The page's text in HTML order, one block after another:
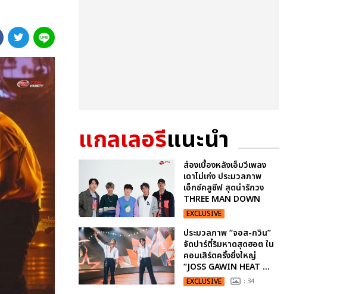
แกลเลอรีแนะนำ
ส่องเบื้องหลังเอ็มวีเพลง
เดาไม่เก่ง ประมวลภาพ
เอ็กซ์คลูซีฟ สุดน่ารักวง
THREE MAN DOWN
EXCLUSIVE
ประมวลภาพ “จอส-กวิน”
จัดปาร์ตี้ริมหาดสุดฮอต ใน
คอนเสิร์ตครั้งยิ่งใหญ่
“JOSS GAWIN HEAT ...
EXCLUSIVE : 34